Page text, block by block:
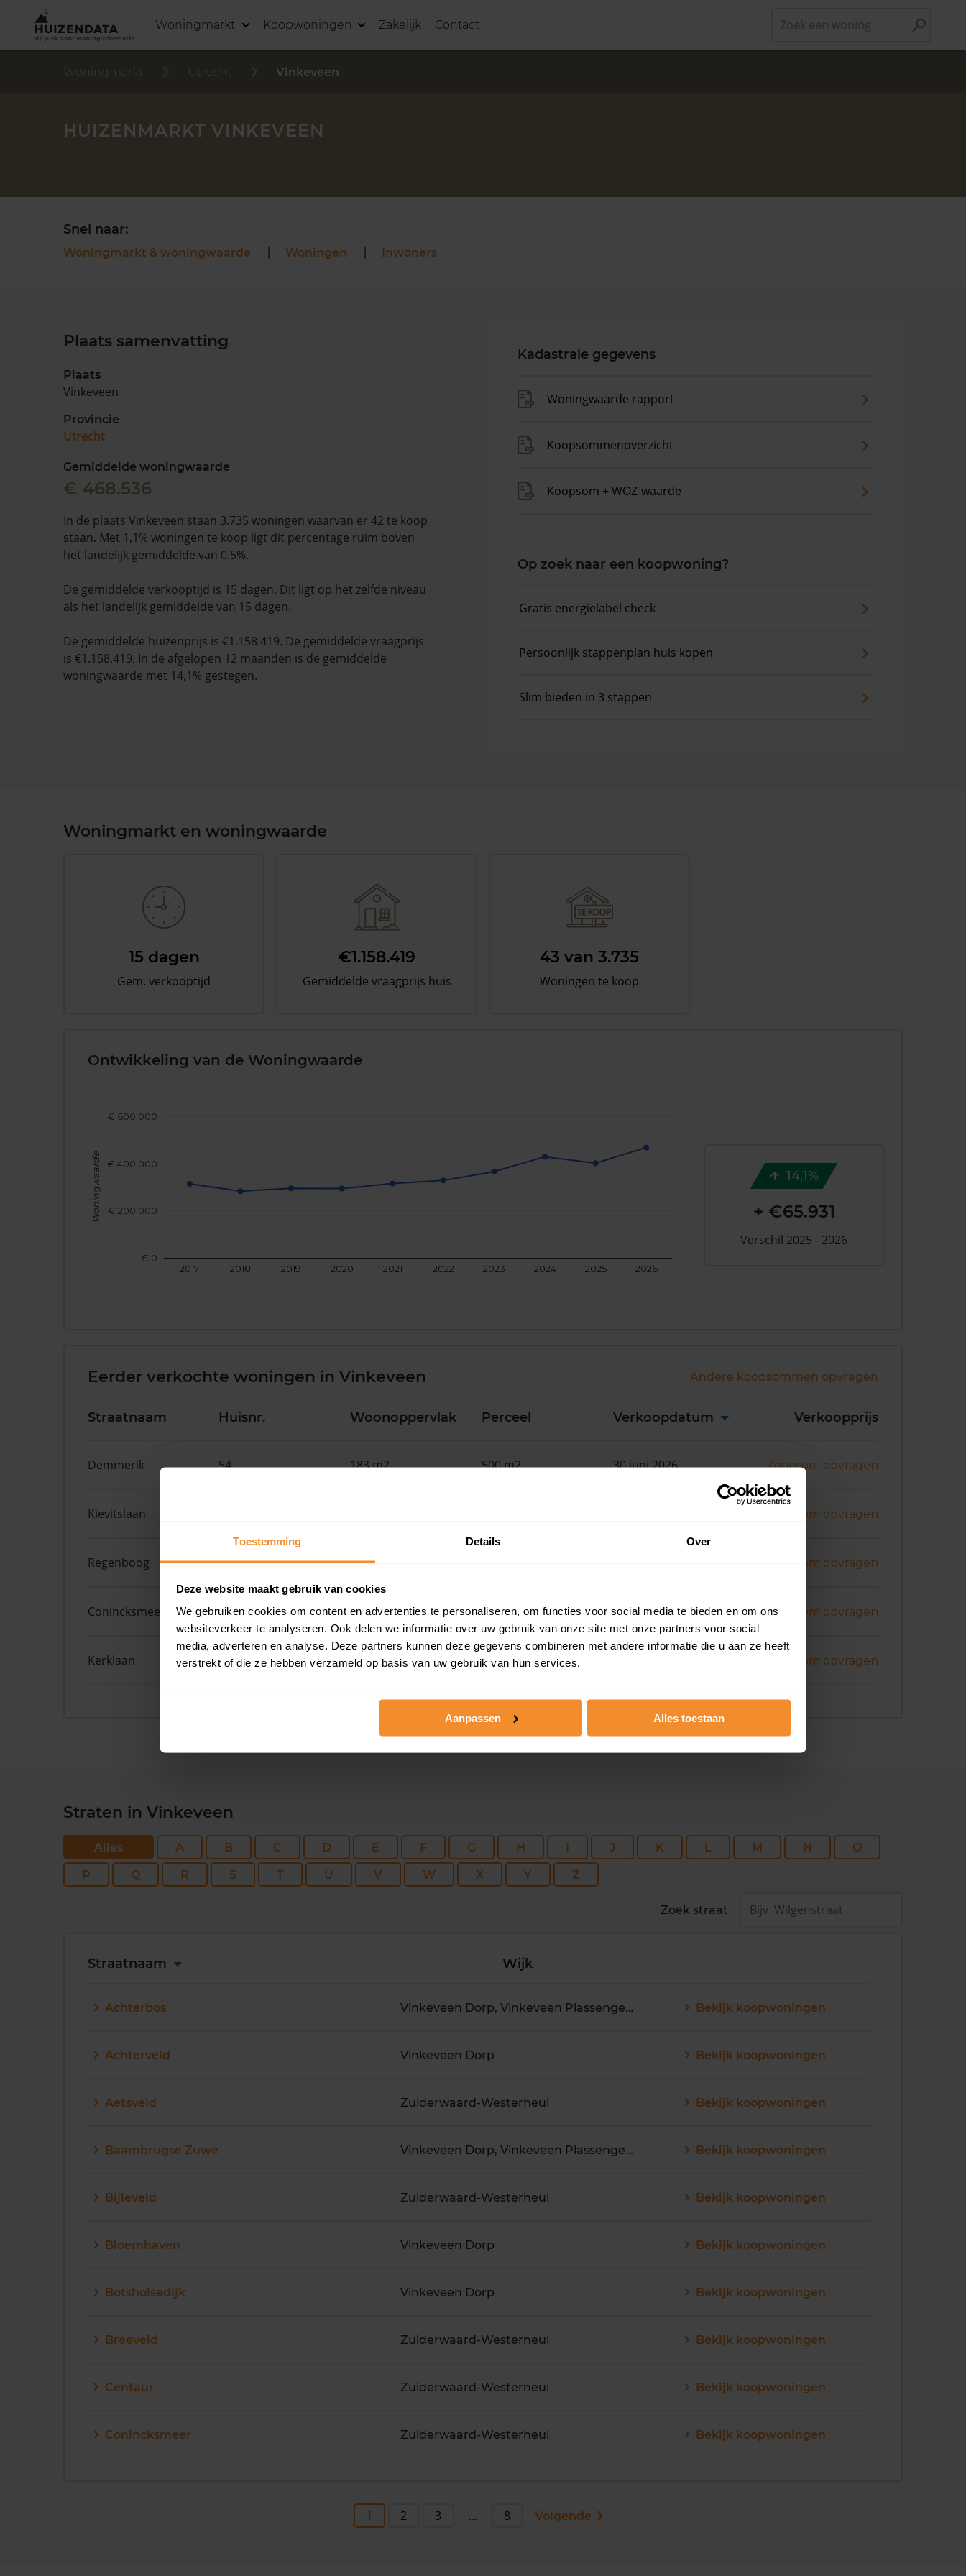
Toestemming Details Over
Deze website maakt gebruik van cookies
We gebruiken cookies om content en advertenties te personaliseren, om functies voor social media te bieden en om ons
websiteverkeer te analyseren. Ook delen we informatie over uw gebruik van onze site met onze partners voor social
media, adverteren en analyse. Deze partners kunnen deze gegevens combineren met andere informatie die u aan ze heeft
verstrekt of die ze hebben verzameld op basis van uw gebruik van hun services.
Aanpassen Alles toestaan
Woningmarkt Koopwoningen Zakelijk Contact
Woningmarkt Utrecht Vinkeveen
HUIZENMARKT VINKEVEEN
Snel naar:
Woningmarkt & woningwaarde Woningen Inwoners
Plaats samenvatting
Plaats
Vinkeveen
Provincie
Utrecht
Gemiddelde woningwaarde
€ 468.536
In de plaats Vinkeveen staan 3.735 woningen waarvan er 42 te koop
staan. Met 1,1% woningen te koop ligt dit percentage ruim boven
het landelijk gemiddelde van 0.5%.
De gemiddelde verkooptijd is 15 dagen. Dit ligt op het zelfde niveau
als het landelijk gemiddelde van 15 dagen.
De gemiddelde huizenprijs is €1.158.419. De gemiddelde vraagprijs
is €1.158.419. In de afgelopen 12 maanden is de gemiddelde
woningwaarde met 14,1% gestegen.
Kadastrale gegevens
Woningwaarde rapport
Koopsommenoverzicht
Koopsom + WOZ-waarde
Op zoek naar een koopwoning?
Gratis energielabel check
Persoonlijk stappenplan huis kopen
Slim bieden in 3 stappen
Woningmarkt en woningwaarde
15 dagen
Gem. verkooptijd
€1.158.419
Gemiddelde vraagprijs huis
43 van 3.735
Woningen te koop
Ontwikkeling van de Woningwaarde
2017 2018 2019 2020 2021 2022 2023 2024 2025 2026
€ 0
€ 200.000
€ 400.000
€ 600.000
Woningwaarde 14,1%
+ €65.931
Verschil 2025 - 2026
Eerder verkochte woningen in Vinkeveen Andere koopsommen opvragen
Straatnaam Huisnr. Woonoppervlak Perceel Verkoopdatum Verkoopprijs
Demmerik 54 183 m2 500 m2 30 juni 2026 Koopsom opvragen
Kievitslaan Koopsom opvragen
Regenboog 9 132 m2 Koopsom opvragen
Conincksmeer 8 121 m2 175 m2 29 juni 2026 Koopsom opvragen
Kerklaan 67 87 m2 224 m2 Koopsom opvragen
Straten in Vinkeveen
Alles A B C D E F G H I J K L M N
O
P
Q R S T U V W X Y Z
Zoek straat
Straatnaam Wijk
Achterbos Vinkeveen Dorp, Vinkeveen Plassengebied Bekijk koopwoningen
Achterveld Vinkeveen Dorp Bekijk koopwoningen
Aetsveld Zuiderwaard-Westerheul Bekijk koopwoningen
Baambrugse Zuwe Vinkeveen Dorp, Vinkeveen Plassengebied Bekijk koopwoningen
Bijleveld Zuiderwaard-Westerheul Bekijk koopwoningen
Bloemhaven Vinkeveen Dorp Bekijk koopwoningen
Botsholsedijk Vinkeveen Dorp Bekijk koopwoningen
Breeveld Zuiderwaard-Westerheul Bekijk koopwoningen
Centaur Zuiderwaard-Westerheul Bekijk koopwoningen
Conincksmeer Zuiderwaard-Westerheul Bekijk koopwoningen
1 2 3 ... 8 Volgende